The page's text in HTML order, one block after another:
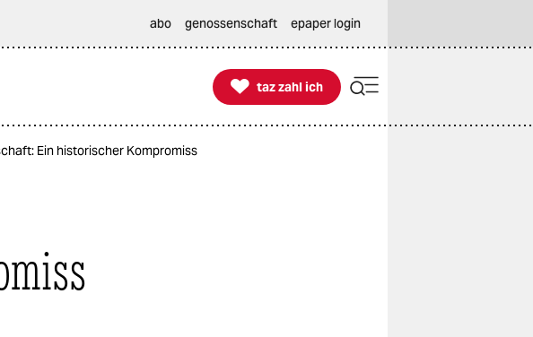
abo genossenschaft epaper login

taz zahl ich
taz zahl ich
Ein historischer Kompromiss